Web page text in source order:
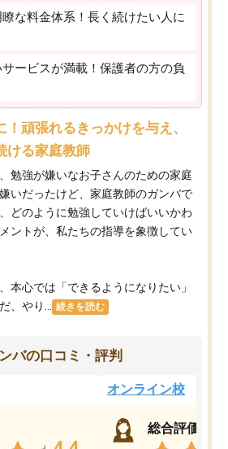
な料金体系！長く続けたい人に
ービスが満載！保護者の方の負
頑張れるきっかけを与え、
ける家庭教師
勉強が嫌いなお子さんのための家庭
いだったけど、家庭教師のガンバで
どのように勉強していけばいいかわ
ントが、私たちの指導を象徴してい
本心では「できるようになりたい」
、やり...
続きを読む
バの口コミ・評判
オンライン校
総合評価